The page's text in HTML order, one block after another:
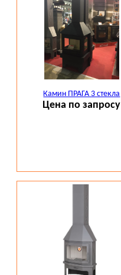
Камин ПРАГА 3 стекла
Цена по запросу